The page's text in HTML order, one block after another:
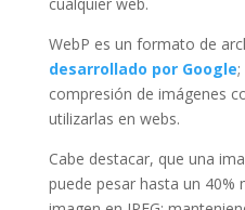
WebP es un formato de
desarrollado por Google;
compresión de imágenes
utilizarlas en webs.
Cabe destacar, que una
puede pesar hasta un 40%